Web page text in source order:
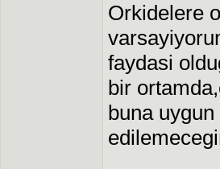
Orkidelere
faydasi
bir
buna